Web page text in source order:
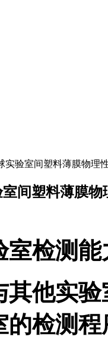
实验室间塑料薄膜物理
间塑料薄膜
检测
其他实
的检测